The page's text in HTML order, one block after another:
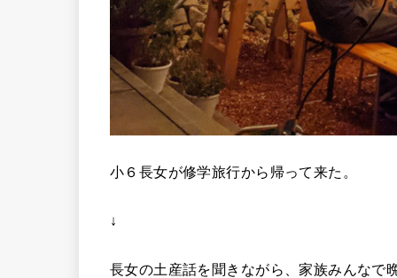
小６長女が修学旅行から帰って来た。
↓
長女の土産話を聞きながら、家族みんなで